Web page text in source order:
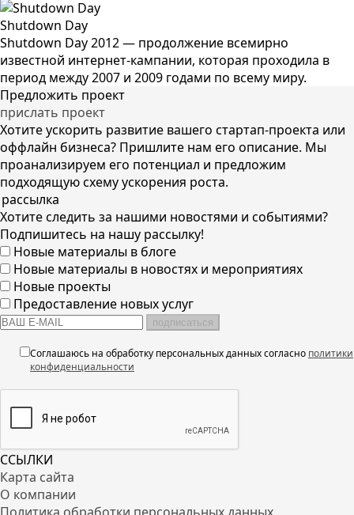
Shutdown Day
Shutdown Day 2012 — продолжение всемирно
известной интернет-кампании, которая проходила в
период между 2007 и 2009 годами по всему миру.
Предложить проект
прислать проект
Хотите ускорить развитие вашего стартап-проекта или
оффлайн бизнеса? Пришлите нам его описание. Мы
проанализируем его потенциал и предложим
подходящую схему ускорения роста.
рассылка
Хотите следить за нашими новостями и событиями?
Подпишитесь на нашу рассылку!
Новые материалы в блоге
Новые материалы в новостях и мероприятиях
Новые проекты
Предоставление новых услуг
подписаться
Соглашаюсь на обработку персональных данных согласно политики
конфиденциальности
ССЫЛКИ
Карта сайта
О компании